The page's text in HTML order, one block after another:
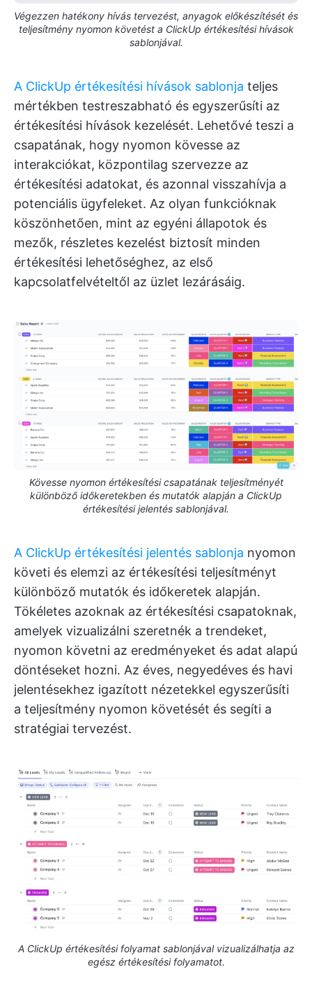
Végezzen hatékony hívás tervezést, anyagok előkészítését és
teljesítmény nyomon követést a ClickUp értékesítési hívások
sablonjával.
A ClickUp értékesítési hívások sablonja teljes
mértékben testreszabható és egyszerűsíti az
értékesítési hívások kezelését. Lehetővé teszi a
csapatának, hogy nyomon kövesse az
interakciókat, központilag szervezze az
értékesítési adatokat, és azonnal visszahívja a
potenciális ügyfeleket. Az olyan funkcióknak
köszönhetően, mint az egyéni állapotok és
mezők, részletes kezelést biztosít minden
értékesítési lehetőséghez, az első
kapcsolatfelvételtől az üzlet lezárásáig.
Kövesse nyomon értékesítési csapatának teljesítményét
különböző időkeretekben és mutatók alapján a ClickUp
értékesítési jelentés sablonjával.
A ClickUp értékesítési jelentés sablonja nyomon
követi és elemzi az értékesítési teljesítményt
különböző mutatók és időkeretek alapján.
Tökéletes azoknak az értékesítési csapatoknak,
amelyek vizualizálni szeretnék a trendeket,
nyomon követni az eredményeket és adat alapú
döntéseket hozni. Az éves, negyedéves és havi
jelentésekhez igazított nézetekkel egyszerűsíti
a teljesítmény nyomon követését és segíti a
stratégiai tervezést.
A ClickUp értékesítési folyamat sablonjával vizualizálhatja az
egész értékesítési folyamatot.